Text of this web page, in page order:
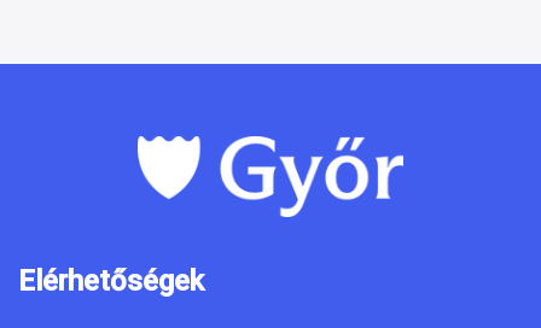
Elérhetőségek